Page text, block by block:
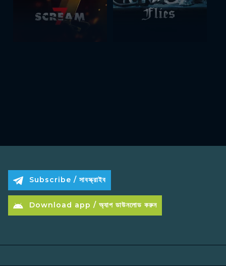
Subscribe / সাবস্ক্রাইব
Download app / অ্যাপ ডাউনলোড করুন